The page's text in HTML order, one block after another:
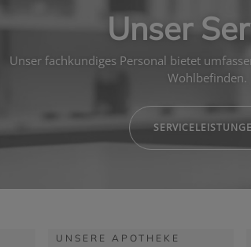
Unser
Unser fachkundiges Personal bietet
Wohlbefinden.
UNSERE APOTHEKE